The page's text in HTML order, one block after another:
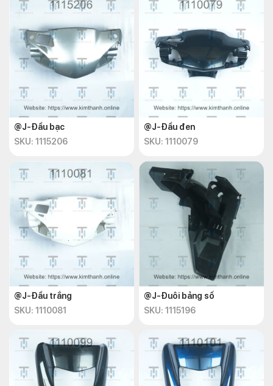
@J-Đầu bạc
SKU: 1115206
@J-Đầu đen
SKU: 1110079
@J-Đầu trắng
SKU: 1110081
@J-Đuôi bảng số
SKU: 1115196